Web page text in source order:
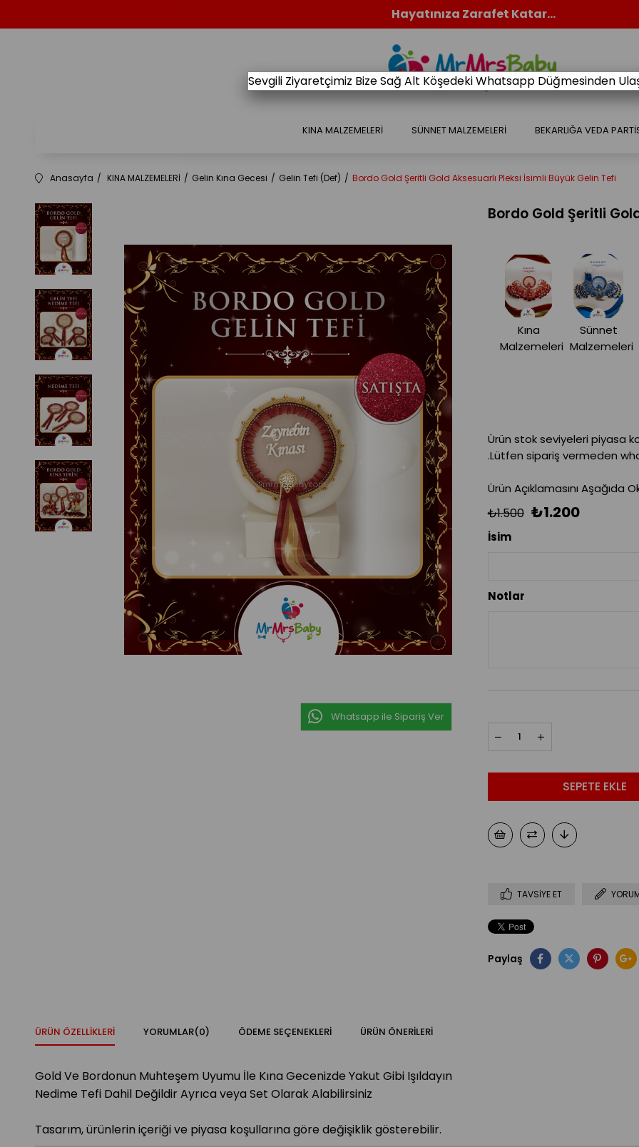
Hayatınıza Zarafet Katar...
KINA MALZEMELERİ SÜNNET MALZEMELERİ BEKARLIĞA VEDA
Anasayfa KINA MALZEMELERİ Gelin Kına Gecesi Gelin Tefi (Def) Bordo Gold Şeritli Gold Aksesuarlı Pleksi İsimli Büyük Gelin Tefi
Whatsapp ile Sipariş Ver
Bordo Gold Şeritli
Kına
Malzemeleri
Sünnet
Malzemeleri
Ürün stok seviyeleri piyasa
.Lütfen sipariş vermeden
Ürün Açıklamasını Aşağıda
₺1.500 ₺1.200
İsim
Notlar
TAVSIYE ET
Paylaş
ÜRÜN ÖZELLIKLERI YORUMLAR(0) ÖDEME SEÇENEKLERI ÜRÜN ÖNERILERI
Gold Ve Bordonun Muhteşem Uyumu İle Kına Gecenizde Yakut Gibi Işıldayın
Nedime Tefi Dahil Değildir Ayrıca veya Set Olarak Alabilirsiniz
Tasarım, ürünlerin içeriği ve piyasa koşullarına göre değişiklik gösterebilir.
Sevgili Ziyaretçimiz Bize Sağ Alt Köşedeki Whatsapp Düğmesinden